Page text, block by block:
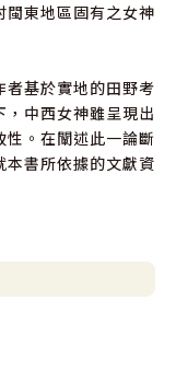
東地區固有之女神
基於實地的田野考
中西女神雖呈現出
。在闡述此一論斷
書所依據的文獻資